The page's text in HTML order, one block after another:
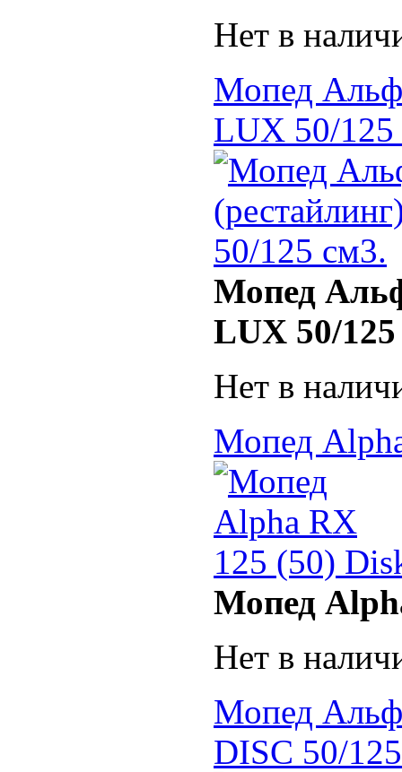
Нет в
Мопед
LUX 50/125
Мопед
LUX 50/
Нет в
Мопед
Мопед
Нет в
Мопед
DISC 50/